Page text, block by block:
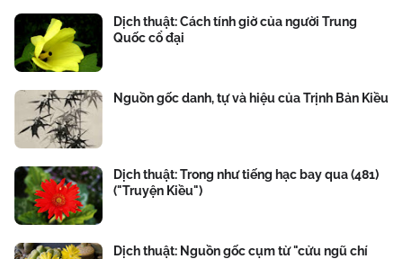
Dịch thuật: Cách tính giờ của người Trung
Quốc cổ đại
Nguồn gốc danh, tự và hiệu của Trịnh Bản Kiều
Dịch thuật: Trong như tiếng hạc bay qua (481)
("Truyện Kiều")
Dịch thuật: Nguồn gốc cụm từ "cửu ngũ chí